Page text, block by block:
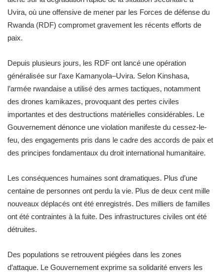
Uvira, où une offensive de mener par les Forces de défense du
Rwanda (RDF) compromet gravement les récents efforts de
paix.
Depuis plusieurs jours, les RDF ont lancé une opération
généralisée sur l’axe Kamanyola–Uvira. Selon Kinshasa,
l’armée rwandaise a utilisé des armes tactiques, notamment
des drones kamikazes, provoquant des pertes civiles
importantes et des destructions matérielles considérables. Le
Gouvernement dénonce une violation manifeste du cessez-le-
feu, des engagements pris dans le cadre des accords de paix et
des principes fondamentaux du droit international humanitaire.
Les conséquences humaines sont dramatiques. Plus d’une
centaine de personnes ont perdu la vie. Plus de deux cent mille
nouveaux déplacés ont été enregistrés. Des milliers de familles
ont été contraintes à la fuite. Des infrastructures civiles ont été
détruites.
Des populations se retrouvent piégées dans les zones
d’attaque. Le Gouvernement exprime sa solidarité envers les